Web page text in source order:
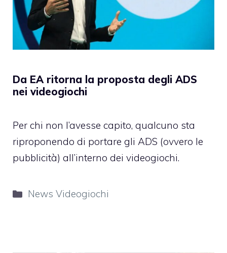
Da EA ritorna la proposta degli ADS
nei videogiochi
Per chi non l’avesse capito, qualcuno sta
riproponendo di portare gli ADS (ovvero le
pubblicità) all’interno dei videogiochi.
Categorie
News Videogiochi